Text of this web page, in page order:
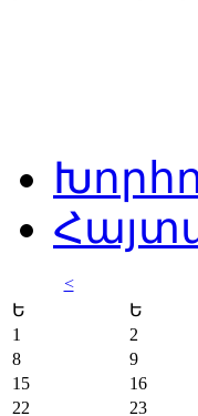
<
Ե
Ե
1
2
8
9
15
16
22
23